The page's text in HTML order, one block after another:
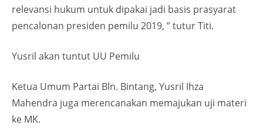
relevansi hukum untuk dipakai jadi basis prasyarat
pencalonan presiden pemilu 2019, ” tutur Titi.
Yusril akan tuntut UU Pemilu
Ketua Umum Partai Bln. Bintang, Yusril Ihza
Mahendra juga merencanakan memajukan uji materi
ke MK.